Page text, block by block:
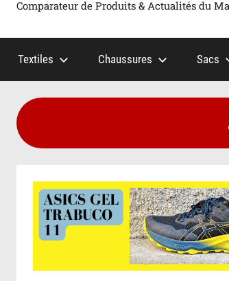
Comparateur de Produits & Actualités du
Textiles Chaussures Sacs